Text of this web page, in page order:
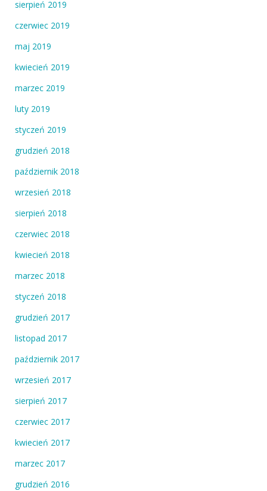
sierpień 2019
czerwiec 2019
maj 2019
kwiecień 2019
marzec 2019
luty 2019
styczeń 2019
grudzień 2018
październik 2018
wrzesień 2018
sierpień 2018
czerwiec 2018
kwiecień 2018
marzec 2018
styczeń 2018
grudzień 2017
listopad 2017
październik 2017
wrzesień 2017
sierpień 2017
czerwiec 2017
kwiecień 2017
marzec 2017
grudzień 2016